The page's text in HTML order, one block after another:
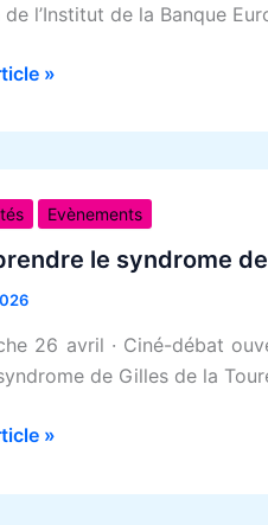
l’Institut de la Banque
»
Evènements
le syndrome
26 avril · Ciné-débat
de Gilles de la
»